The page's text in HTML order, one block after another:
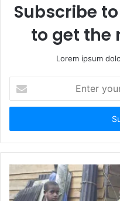
Subscribe
to get the
Lorem ipsum
t
r
y
r
E